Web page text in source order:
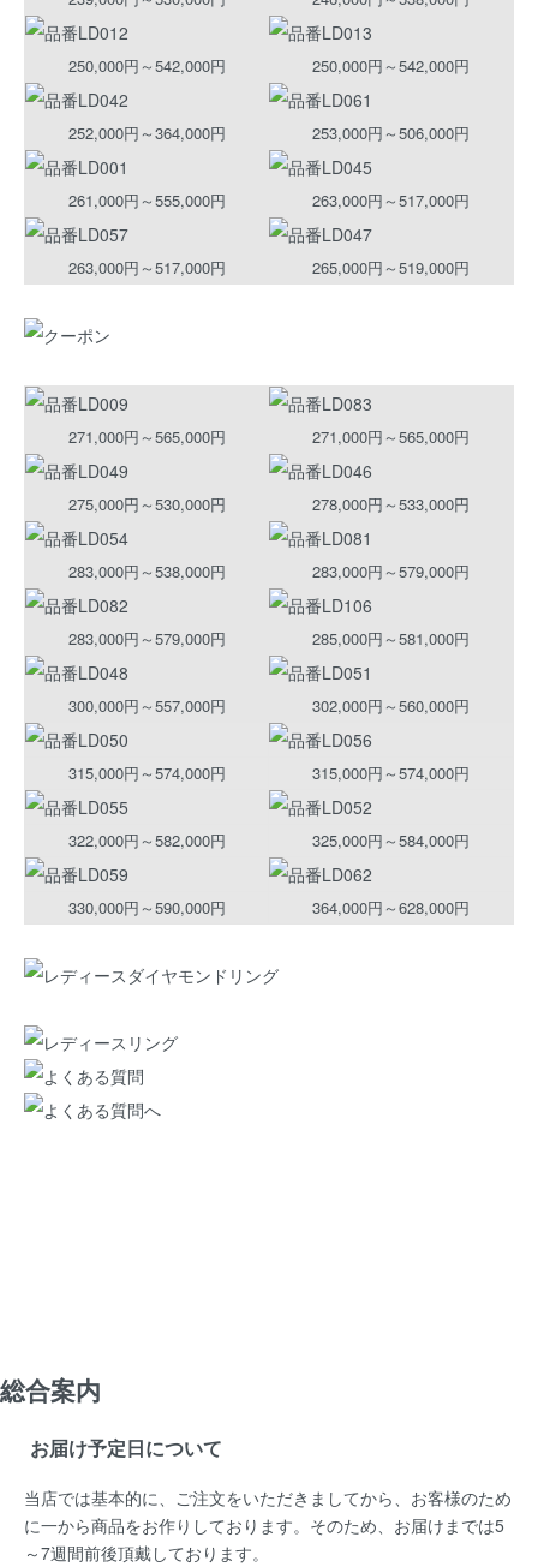
250,000円～542,000円 250,000円～542,000円
252,000円～364,000円 253,000円～506,000円
261,000円～555,000円 263,000円～517,000円
263,000円～517,000円 265,000円～519,000円
271,000円～565,000円 271,000円～565,000円
275,000円～530,000円 278,000円～533,000円
283,000円～538,000円 283,000円～579,000円
283,000円～579,000円 285,000円～581,000円
300,000円～557,000円 302,000円～560,000円
315,000円～574,000円 315,000円～574,000円
322,000円～582,000円 325,000円～584,000円
330,000円～590,000円 364,000円～628,000円
総合案内
お届け予定日について
当店では基本的に、ご注文をいただきましてから、お客様のため
に一から商品をお作りしております。そのため、お届けまでは5
～7週間前後頂戴しております。